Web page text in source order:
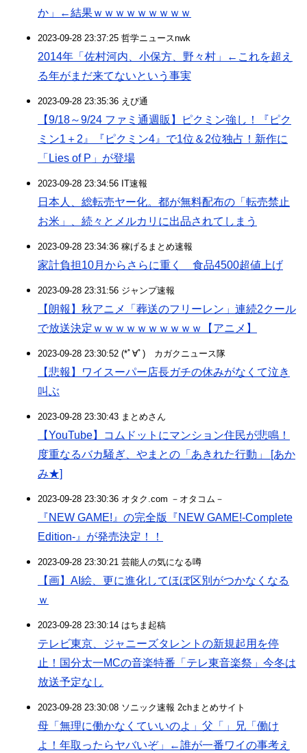
か」←結果ｗｗｗｗｗｗｗｗｗ
2023-09-28 23:37:25 哲学ニュースnwk
2014年「佐村河内、小保方、野々村」←これを超え
る年がまだ来てないという事実
2023-09-28 23:35:36 えび通
【9/18～9/24 ファミ通週販】ピクミン強し！『ピク
ミン1＋2』『ピクミン4』で1位＆2位独占！新作に
「Lies of P」が登場
2023-09-28 23:34:56 IT速報
日本人、総転売ヤー化。都が無料配布の「転売禁止
お米」、続々とメルカリに出品されてしまう
2023-09-28 23:34:36 稼げるまとめ速報
家計負担10月からさらに重く 食品4500超値上げ
2023-09-28 23:31:56 ジャンプ速報
【朗報】秋アニメ「葬送のフリーレン」連続2クール
で放送決定ｗｗｗｗｗｗｗｗｗｗ【アニメ】
2023-09-28 23:30:52 (*ﾟ∀ﾟ)ゞカガクニュース隊
【悲報】ワイスーパー店長ガチの休みがなくて泣き
叫ぶ
2023-09-28 23:30:43 まとめさん
【YouTube】コムドットにマンション住民が悲鳴！
度重なるバカ騒ぎ、やまとの「あきれた行動」 [あか
み★]
2023-09-28 23:30:36 オタク.com －オタコム－
『NEW GAME!』の完全版『NEW GAME!-Complete
Edition-』が発売決定！！
2023-09-28 23:30:21 芸能人の気になる噂
【画】AI絵、更に進化してほぼ区別がつかなくなる
ｗ
2023-09-28 23:30:14 はちま起稿
テレビ東京、ジャニーズタレントの新規起用を停
止！国分太一MCの音楽特番「テレ東音楽祭」今冬は
放送予定なし
2023-09-28 23:30:08 ソニック速報 2chまとめサイト
母「無理に働かなくていいのよ」父「」兄「働け
よ！年取ったらヤバいぞ」←誰が一番ワイの事考え